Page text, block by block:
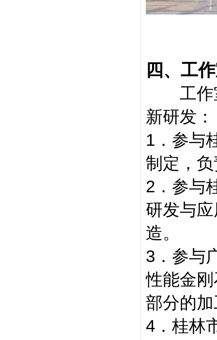
四、工
工作室
新研发：
1．参与
制定，
2．参与
研发与
造。
3．参与
性能金
部分的
4．桂林